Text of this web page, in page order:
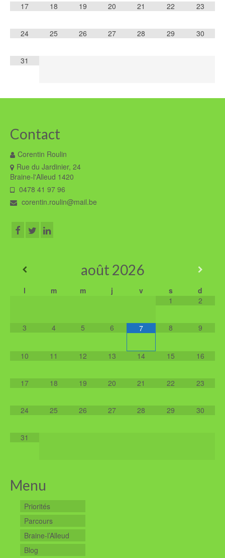
17 18 19 20 21 22 23
24 25 26 27 28 29 30
31
Contact
Corentin Roulin
Rue du Jardinier, 24
Braine-l'Alleud 1420
0478 41 97 96
corentin.roulin@mail.be
août 2026
l m m j v s
d
1
2
3 4 5 6 7 8 9
10 11 12 13 14 15 16
17 18 19 20 21 22 23
24 25 26 27 28 29 30
31
Menu
Priorités
Parcours
Braine-l’Alleud
Blog